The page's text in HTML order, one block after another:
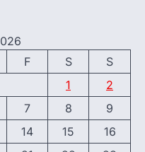
F S
S
1
2
7 8
9
14 15
16